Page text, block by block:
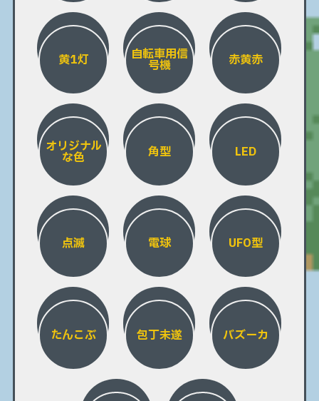
黄1灯 自転車用信
号機 赤黄赤
オリジナル
な色 角型 LED
点滅 電球 UFO型
たんこぶ 包丁未遂 バズーカ